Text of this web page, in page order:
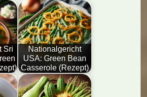
Sri
Nationalgericht
USA: Green Bean
Casserole (Rezept)